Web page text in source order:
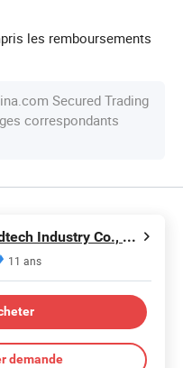
les remboursements
Secured Trading
correspondants
Suzhou Midtech Industry Co., Ltd.
11 ans
demande